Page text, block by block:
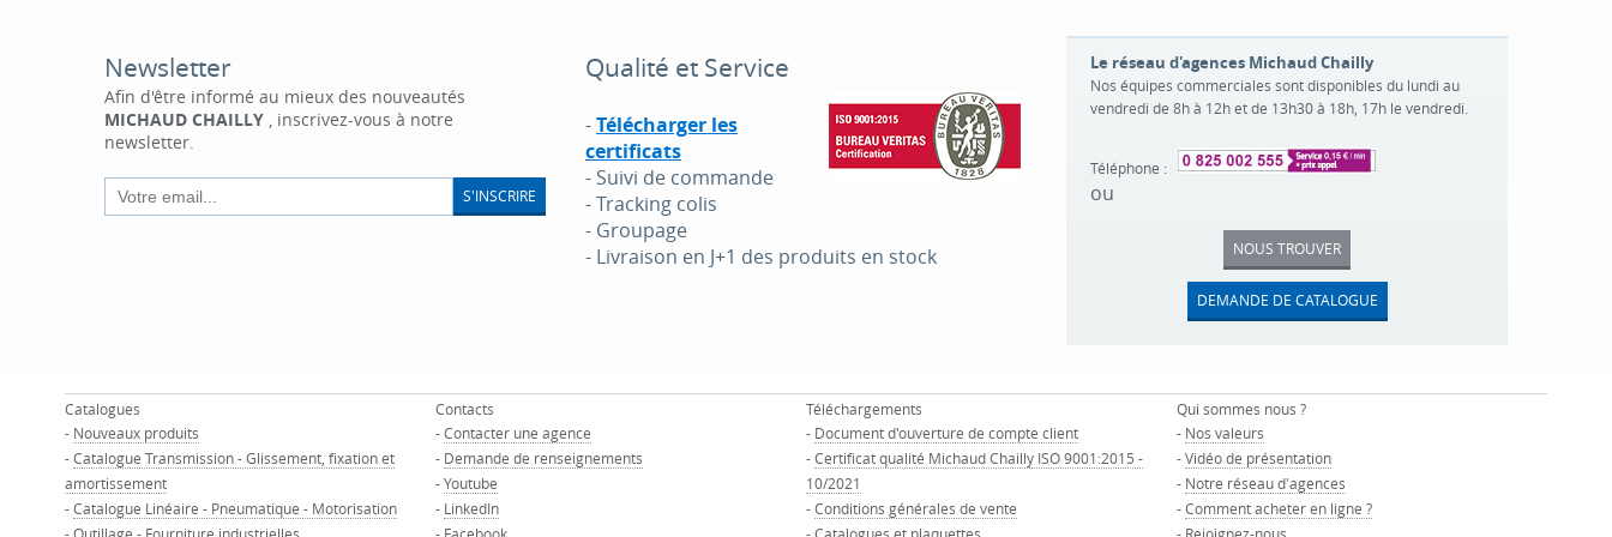
Newsletter
Afin d'être informé au mieux des nouveautés
MICHAUD CHAILLY, inscrivez-vous à notre
newsletter.
S'INSCRIRE
Qualité et Service
-Télécharger les
certificats
- Suivi de commande
- Tracking colis
- Groupage
- Livraison en J+1 des produits en stock
Le réseau d'agences Michaud Chailly
Nos équipes commerciales sont disponibles du lundi au
vendredi de 8h à 12h et de 13h30 à 18h, 17h le vendredi.
Téléphone :
ou
NOUS TROUVER
DEMANDE DE CATALOGUE
Catalogues
- Nouveaux produits
-Catalogue Transmission - Glissement, fixation et
amortissement
-Catalogue Linéaire - Pneumatique - Motorisation
Contacts
-Contacter une agence
- Demande de renseignements
-Youtube
- LinkedIn
Téléchargements
- Document d'ouverture de compte client
-Certificat qualité Michaud Chailly ISO 9001:2015 -
10/2021
-Conditions générales de vente
Qui sommes nous ?
- Nos valeurs
-Vidéo de présentation
- Notre réseau d'agences
-Comment acheter en ligne ?